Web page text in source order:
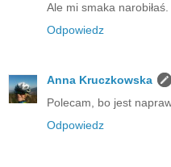
Ale mi smaka
Odpowiedz
Anna Kruczkowska
Polecam, bo jest
Odpowiedz